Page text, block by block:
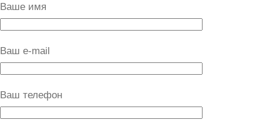
Ваше имя
Ваш e-mail
Ваш телефон